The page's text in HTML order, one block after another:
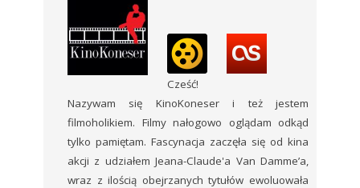
Cześć!
Nazywam się KinoKoneser i też jestem
filmoholikiem. Filmy nałogowo oglądam odkąd
tylko pamiętam. Fascynacja zaczęła się od kina
akcji z udziałem Jeana-Claude'a Van Damme’a,
wraz z ilością obejrzanych tytułów ewoluowała